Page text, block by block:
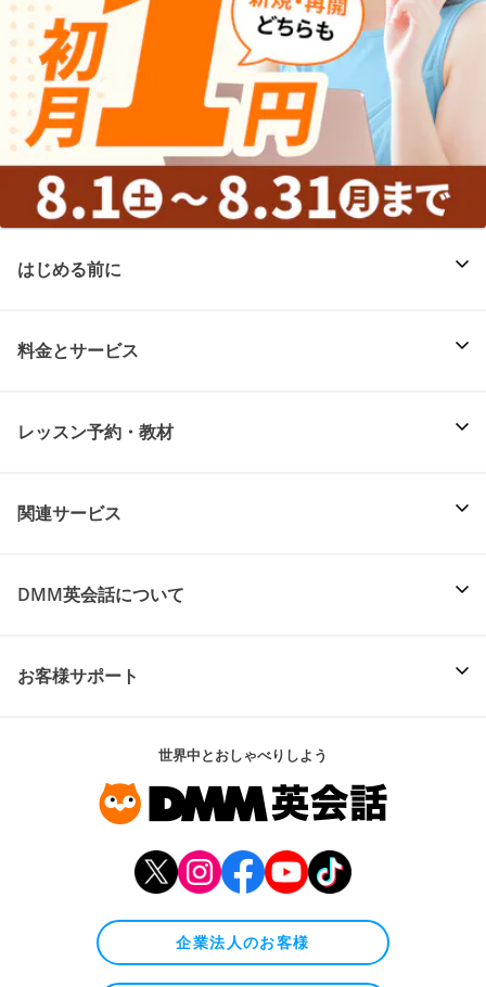
はじめる前に
料金とサービス
レッスン予約・教材
関連サービス
DMM英会話について
お客様サポート
世界中とおしゃべりしよう
企業法人のお客様